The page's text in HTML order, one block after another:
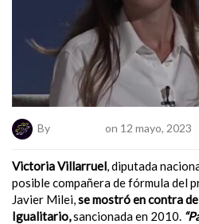
By on 12 mayo, 2023
Victoria Villarruel, diputada
posible compañera de fórmula del
Javier Milei,se mostró en contra
Igualitario,sancionada en 2010.